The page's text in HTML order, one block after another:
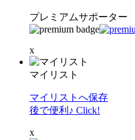
プレミアムサポーター
x
マイリスト
マイリストへ保存
後で便利♪ Click!
x